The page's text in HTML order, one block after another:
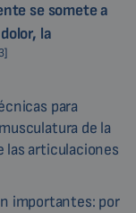
se somete a
la
para
de la
las articulaciones
importantes: por